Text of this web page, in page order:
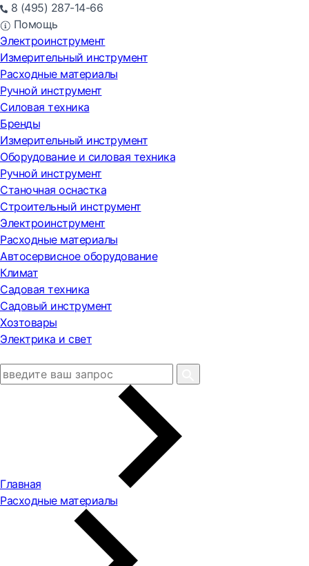
8 (495) 287-14-66
Помощь
Электроинструмент
Измерительный инструмент
Расходные материалы
Ручной инструмент
Силовая техника
Бренды
Измерительный инструмент
Оборудование и силовая техника
Ручной инструмент
Станочная оснастка
Строительный инструмент
Электроинструмент
Расходные материалы
Автосервисное оборудование
Климат
Садовая техника
Садовый инструмент
Хозтовары
Электрика и свет
Главная
Расходные материалы